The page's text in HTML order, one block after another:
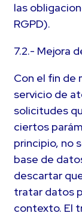
las
RGPD).
7.2.- Mejora
Con el fin de
servicio de
solicitudes
ciertos
principio, no
base de
descartar
tratar datos
contexto. El